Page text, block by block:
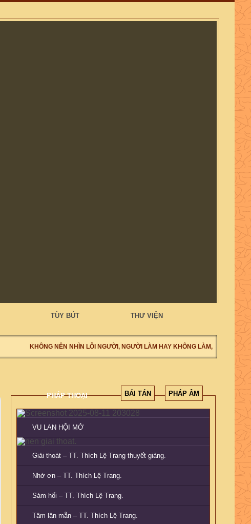
TÙY BÚT THƯ VIỆN
KHÔNG NÊN NHÌN LỖI NGƯỜI, NGƯỜI LÀM HAY KHÔNG LÀM, NÊN NHÌN
PHÁP THOẠI BÁI TÁN PHÁP ÂM
VU LAN HỘI MỞ
Giải thoát – TT. Thích Lệ Trang thuyết giảng.
Nhớ ơn – TT. Thích Lệ Trang.
Sám hối – TT. Thích Lệ Trang.
Tâm lân mẫn – TT. Thích Lệ Trang.